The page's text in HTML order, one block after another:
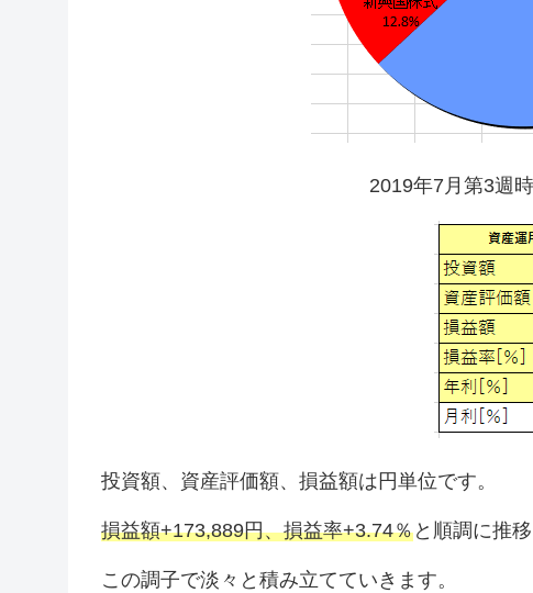
2019年7月第3週
投資額、資産評価額、損益額は円単位です。
損益額+173,889円、損益率+3.74％と順調に推
この調子で淡々と積み立てていきます。